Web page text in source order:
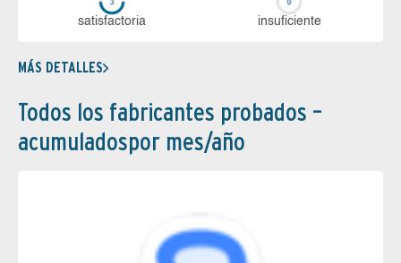
sa­tis­fac­to­ria in­su­fi­cien­te
MÁS DETALLES
Todos los fabricantes probados –
acumuladospor mes/año